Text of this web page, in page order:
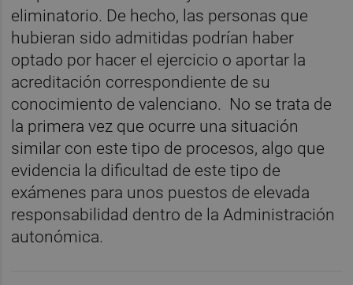
eliminatorio. De hecho, las personas que
hubieran sido admitidas podrían haber
optado por hacer el ejercicio o aportar la
acreditación correspondiente de su
conocimiento de valenciano. No se trata de
la primera vez que ocurre una situación
similar con este tipo de procesos, algo que
evidencia la dificultad de este tipo de
exámenes para unos puestos de elevada
responsabilidad dentro de la Administración
autonómica.